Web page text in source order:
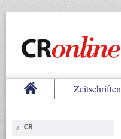
Zeitschriften
CR